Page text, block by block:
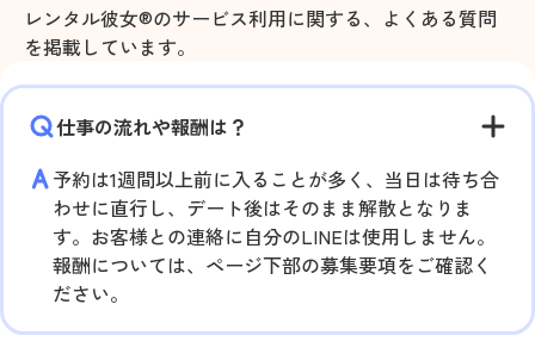
レンタル彼女®のサービス利用に関する、よくある質問
を掲載しています。
仕事の流れや報酬は？
予約は1週間以上前に入ることが多く、当日は待ち合
わせに直行し、デート後はそのまま解散となりま
す。お客様との連絡に自分のLINEは使用しません。
報酬については、ページ下部の募集要項をご確認く
ださい。